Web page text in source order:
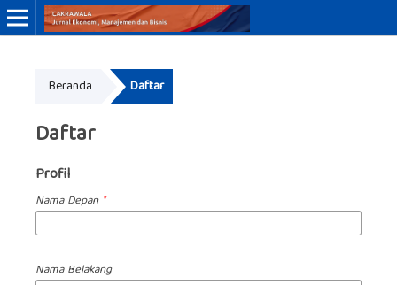
Beranda Daftar
Daftar
Profil
Nama Depan *
Nama Belakang